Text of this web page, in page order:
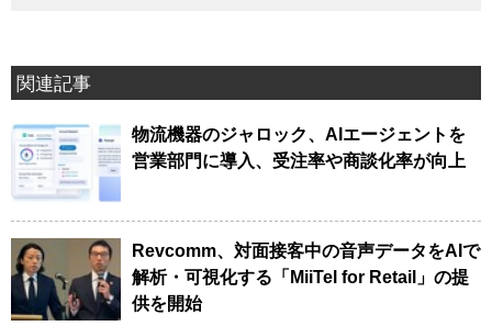
関連記事
物流機器のジャロック、AIエージェントを
営業部門に導入、受注率や商談化率が向上
Revcomm、対面接客中の音声データをAIで
解析・可視化する「MiiTel for Retail」の提
供を開始